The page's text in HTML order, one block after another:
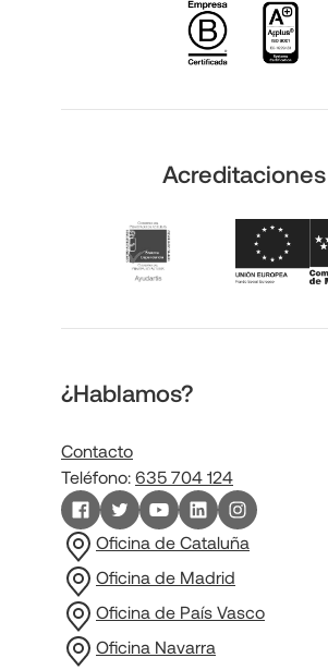
Acreditaciones
¿Hablamos?
Contacto
Teléfono: 635 704 124
Oficina de Cataluña
Oficina de Madrid
Oficina de País Vasco
Oficina Navarra